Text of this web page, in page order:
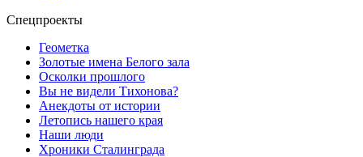
Спецпроекты
Геометка
Золотые имена Белого зала
Осколки прошлого
Вы не видели Тихонова?
Анекдоты от истории
Летопись нашего края
Наши люди
Хроники Сталинграда